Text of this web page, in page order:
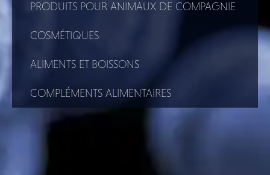
PRODUITS POUR ANIMAUX DE COMPAGNIE
COSMÉTIQUES
ALIMENTS ET BOISSONS
COMPLÉMENTS ALIMENTAIRES